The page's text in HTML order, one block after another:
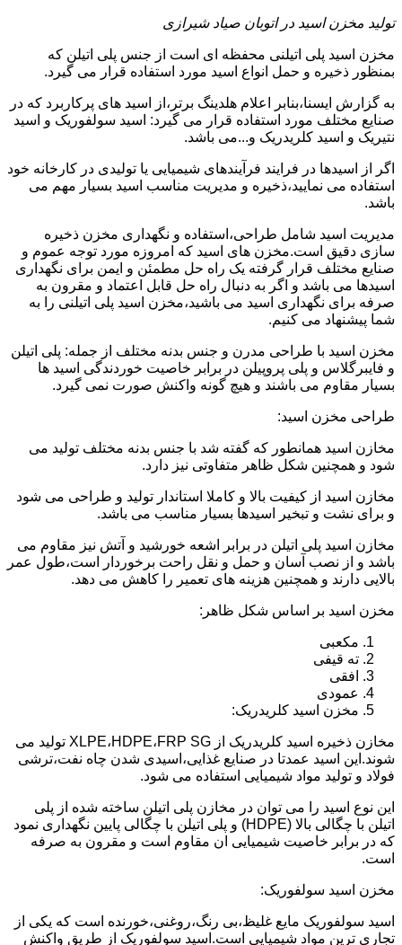
تولید مخزن اسید در اتوبان صیاد شیرازی
مخزن اسید پلی اتیلنی محفظه ای است از جنس پلی اتیلن که
بمنظور ذخیره و حمل انواع اسید مورد استفاده قرار می گیرد.
به گزارش ایسنا،بنابر اعلام هلدینگ برتر،از اسید های پرکاربرد که در
صنایع مختلف مورد استفاده قرار می گیرد: اسید سولفوریک و اسید
نتیریک و اسید کلریدریک و...می باشد.
اگر از اسیدها در فرایند فرآیندهای شیمیایی یا تولیدی در کارخانه خود
استفاده می نمایید،ذخیره و مدیریت مناسب اسید بسیار مهم می
باشد.
مدیریت اسید شامل طراحی،استفاده و نگهداری مخزن ذخیره
سازی دقیق است.مخزن های اسید که امروزه مورد توجه عموم و
صنایع مختلف قرار گرفته یک راه حل مطمئن و ایمن برای نگهداری
اسیدها می باشد و اگر به دنبال راه حل قابل اعتماد و مقرون به
صرفه برای نگهداری اسید می باشید،مخزن اسید پلی اتیلنی را به
شما پیشنهاد می کنیم.
مخزن اسید با طراحی مدرن و جنس بدنه مختلف از جمله: پلی اتیلن
و فایبرگلاس و پلی پروپیلن در برابر خاصیت خوردندگی اسید ها
بسیار مقاوم می باشند و هیچ گونه واکنش صورت نمی گیرد.
طراحی مخزن اسید:
مخازن اسید همانطور که گفته شد با جنس بدنه مختلف تولید می
شود و همچنین شکل ظاهر متفاوتی نیز دارد.
مخازن اسید از کیفیت بالا و کاملا استاندار تولید و طراحی می شود
و برای نشت و تبخیر اسیدها بسیار مناسب می باشد.
مخازن اسید پلی اتیلن در برابر اشعه خورشید و آتش نیز مقاوم می
باشد و از نصب آسان و حمل و نقل راحت برخوردار است،طول عمر
بالایی دارند و همچنین هزینه های تعمیر را کاهش می دهد.
مخزن اسید بر اساس شکل ظاهر:
مکعبی
ته قیفی
افقی
عمودی
مخزن اسید کلریدریک:
مخازن ذخیره اسید کلریدریک از XLPE،HDPE،FRP SG تولید می
شوند.این اسید عمدتا در صنایع غذایی،اسیدی شدن چاه نفت،ترشی
فولاد و تولید مواد شیمیایی استفاده می شود.
این نوع اسید را می توان در مخازن پلی اتیلن ساخته شده از پلی
اتیلن با چگالی بالا (HDPE) و پلی اتیلن با چگالی پایین نگهداری نمود
که در برابر خاصیت شیمیایی ان مقاوم است و مقرون به صرفه
است.
مخزن اسید سولفوریک:
اسید سولفوریک مایع غلیظ،بی رنگ،روغنی،خورنده است که یکی از
تجاری ترین مواد شیمیایی است.اسید سولفوریک از طریق واکنش